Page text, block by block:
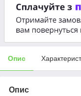
Опис
Опис